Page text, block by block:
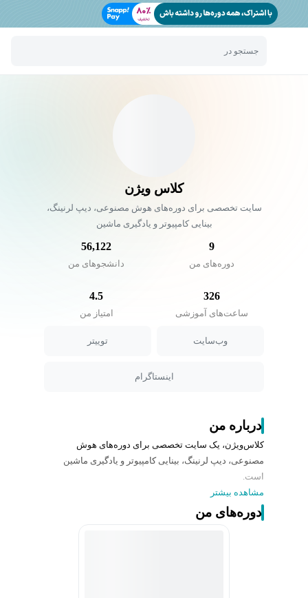
جستجو در
کلاس ویژن
سایت تخصصی برای دوره‌های هوش مصنوعی، دیپ لرنینگ،
بینایی کامپیوتر و یادگیری ماشین
9
دوره‌های من
56,122
دانشجو‌های من
326
ساعت‌های آموزشی
4.5
امتیاز من
وب‌سایت توییتر
اینستاگرام
درباره من
کلاس‌ویژن، یک سایت تخصصی برای دوره‌های هوش
مصنوعی، دیپ لرنینگ، بینایی کامپیوتر و یادگیری ماشین
است.
مشاهده بیشتر
دوره‌های من